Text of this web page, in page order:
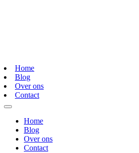
Home
Blog
Over ons
Contact
Home
Blog
Over ons
Contact